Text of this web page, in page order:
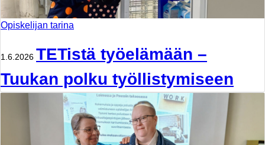
Opiskelijan tarina
1.6.2026 TETistä työelämään –
Tuukan polku työllistymiseen